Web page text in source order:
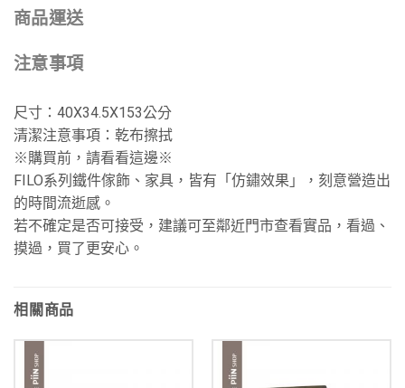
商品運送
注意事項
尺寸：40X34.5X153公分
清潔注意事項：乾布擦拭
※購買前，請看看這邊※
FILO系列鐵件傢飾、家具，皆有「仿鏽效果」，刻意營造出
的時間流逝感。
若不確定是否可接受，建議可至鄰近門市查看實品，看過、
摸過，買了更安心。
相關商品